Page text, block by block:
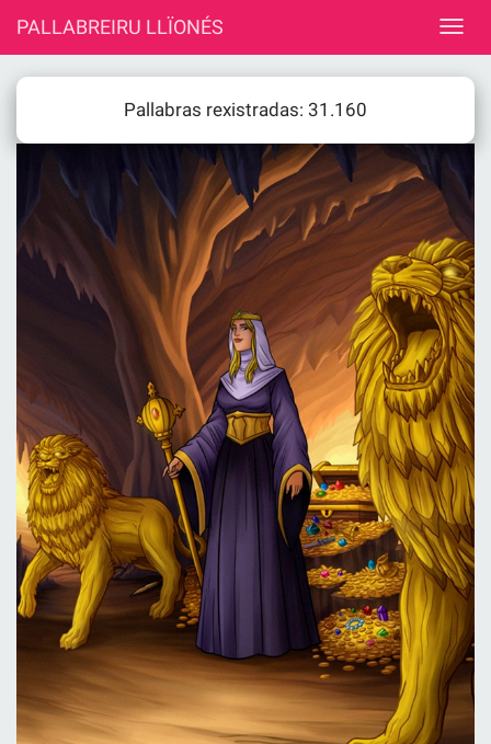
PALLABREIRU LLÏONÉS
Pallabras rexistradas: 31.160